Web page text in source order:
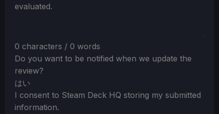
evaluated.
0 characters / 0 words
Do you want to be notified when we update the
review?
はい
I consent to Steam Deck HQ storing my submitted
information.